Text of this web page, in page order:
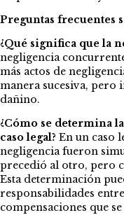
Preguntas frecuentes
¿Qué significa que la
negligencia
más actos de
manera sucesiva, pero
dañino.
¿Cómo se determina
caso legal? En un caso
negligencia fueron
precedió al otro, pero
Esta determinación
responsabilidades
compensaciones que